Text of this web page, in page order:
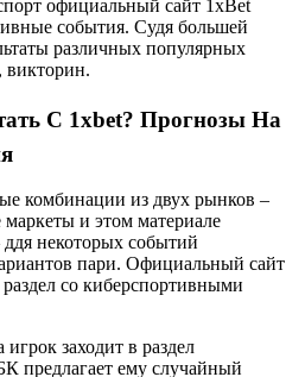
официальный сайт 1xBet
события. Судя большей
различных популярных
викторин.
С 1xbet? Прогнозы На
комбинации из двух рынков –
и этом материале
некоторых событий
пари. Официальный сайт
со киберспортивными
заходит в раздел
предлагает ему случайный